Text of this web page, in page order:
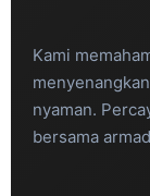
Kami
nyaman.
bersama